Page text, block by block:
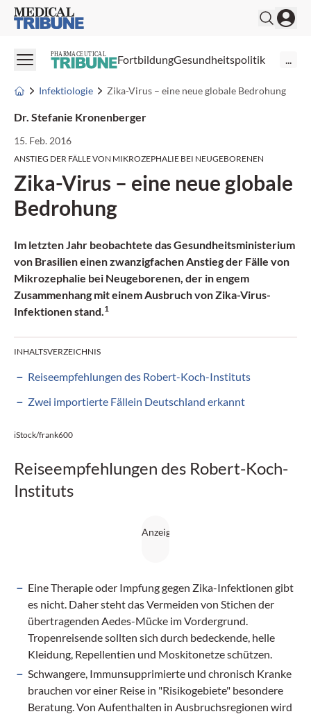
Medical Tribune
PHARMACEUTICAL FortbildungGesundheitspolitik ...
Infektiologie Zika-Virus – eine neue globale Bedrohung
Dr. Stefanie Kronenberger
15. Feb. 2016
ANSTIEG DER FÄLLE VON MIKROZEPHALIE BEI NEUGEBORENEN
Zika-Virus – eine neue globale
Bedrohung
Im letzten Jahr beobachtete das Gesundheitsministerium
von Brasilien einen zwanzigfachen Anstieg der Fälle von
Mikrozephalie bei Neugeborenen, der in engem
Zusammenhang mit einem Ausbruch von Zika-Virus-
Infektionen stand. 1
INHALTSVERZEICHNIS
Reiseempfehlungen des Robert-Koch-Instituts
Zwei importierte Fällein Deutschland erkannt
iStock/frank600
Reiseempfehlungen des Robert-Koch-
Instituts
Eine Therapie oder Impfung gegen Zika-Infektionen gibt
es nicht. Daher steht das Vermeiden von Stichen der
übertragenden Aedes-Mücke im Vordergrund.
Tropenreisende sollten sich durch bedeckende, helle
Kleidung, Repellentien und Moskitonetze schützen.
Schwangere, Immunsupprimierte und chronisch Kranke
brauchen vor einer Reise in "Risikogebiete" besondere
Beratung. Von Aufenthalten in Ausbruchsregionen wird